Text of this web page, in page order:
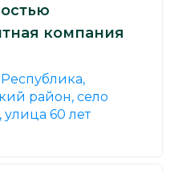
компания
район, село
60 лет